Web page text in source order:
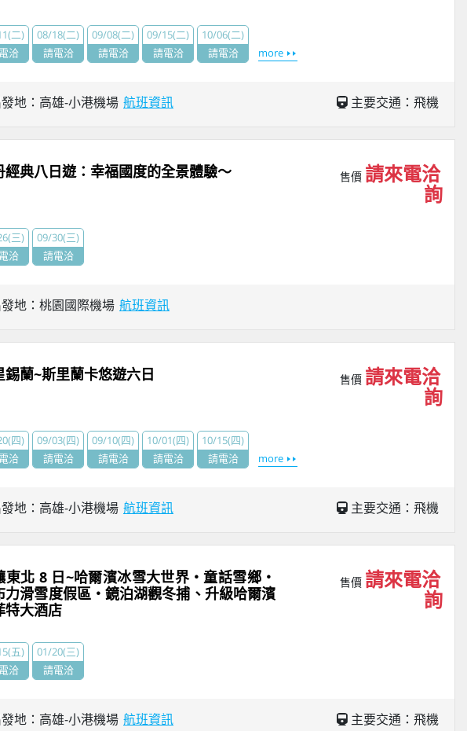
二)
洽
08/18(二)
請電洽
09/08(二)
請電洽
09/15(二)
請電洽
10/06(二)
請電洽
more
地：高雄-小港機場 航班資訊 主要交通：飛機
經典八日遊：幸福國度的全景體驗～ 售價 請來電洽
詢
三)
洽
09/30(三)
請電洽
地：桃園國際機場 航班資訊
錫蘭~斯里蘭卡悠遊六日 售價 請來電洽
詢
四)
洽
09/03(四)
請電洽
09/10(四)
請電洽
10/01(四)
請電洽
10/15(四)
請電洽
more
地：高雄-小港機場 航班資訊 主要交通：飛機
東北 8 日~哈爾濱冰雪大世界・童話雪鄉・
力滑雪度假區・鏡泊湖觀冬捕、升級哈爾濱
特大酒店
售價 請來電洽
詢
五)
洽
01/20(三)
請電洽
地：高雄-小港機場 航班資訊 主要交通：飛機